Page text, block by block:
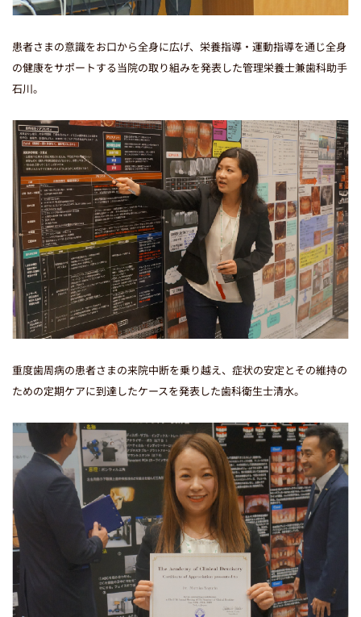
患者さまの意識をお口から全身に広げ、栄養指導・運動指導を通じ全身
の健康をサポートする当院の取り組みを発表した管理栄養士兼歯科助手
石川。
重度歯周病の患者さまの来院中断を乗り越え、症状の安定とその維持の
ための定期ケアに到達したケースを発表した歯科衛生士清水。